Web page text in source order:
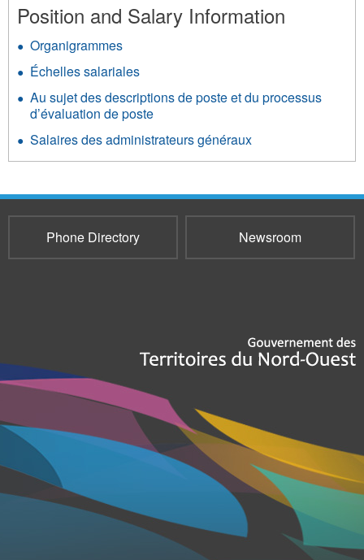
Position and Salary Information
Organigrammes
Échelles salariales
Au sujet des descriptions de poste et du processus
d’évaluation de poste
Salaires des administrateurs généraux
Phone Directory Newsroom